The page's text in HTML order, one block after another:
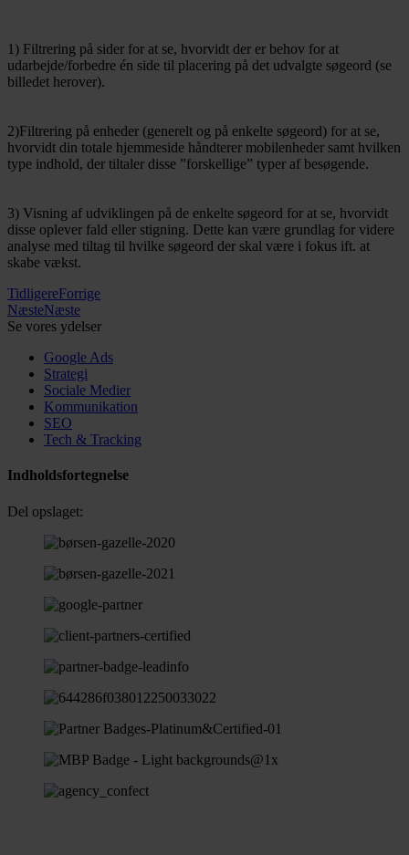
1) Filtrering på sider for at se, hvorvidt der er behov for at
udarbejde/forbedre én side til placering på det udvalgte søgeord (se
billedet herover).
2)Filtrering på enheder (generelt og på enkelte søgeord) for at se,
hvorvidt din totale hjemmeside håndterer mobilenheder samt hvilken
type indhold, der tiltaler disse ”forskellige” typer af besøgende.
3) Visning af udviklingen på de enkelte søgeord for at se, hvorvidt
disse oplever fald eller stigning. Dette kan være grundlag for videre
analyse med tiltag til hvilke søgeord der skal være i fokus ift. at
skabe vækst.
TidligereForrige
NæsteNæste
Se vores ydelser
Google Ads
Strategi
Sociale Medier
Kommunikation
SEO
Tech & Tracking
Indholdsfortegnelse
Del opslaget: